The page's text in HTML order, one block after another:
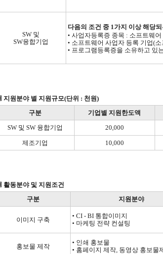
SW 및
SW융합기업
다음의 조건 중 1가지 이상 해당되
• 사업자등록증 종목 : 소프트웨
• 소프트웨어 사업자 등록 기업(
• 프로그램등록증을 소유하고 있
원분야 별 지원규모(단위 : 천원)
구분
기업별 지원한도액
SW 및 SW 융합기업
20,000
제조기업 10,000
동분야 및 지원조건
구분
지원분야
이미지 구축
• CI - BI 통합이미지
• 마케팅 전략 컨설팅
홍보물 제작
• 인쇄 홍보물
• 홈페이지 제작, 동영상 홍보물